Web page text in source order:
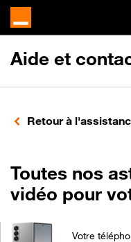
Aide et
Retour à
Toutes nos
vidéo pour
Votre